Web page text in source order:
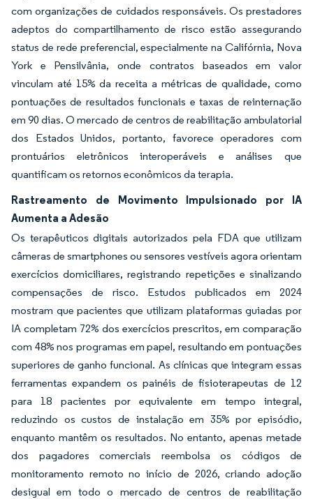
com organizações de cuidados responsáveis. Os prestadores
adeptos do compartilhamento de risco estão assegurando
status de rede preferencial, especialmente na Califórnia, Nova
York e Pensilvânia, onde contratos baseados em valor
vinculam até 15% da receita a métricas de qualidade, como
pontuações de resultados funcionais e taxas de reinternação
em 90 dias. O mercado de centros de reabilitação ambulatorial
dos Estados Unidos, portanto, favorece operadores com
prontuários eletrônicos interoperáveis e análises que
quantificam os retornos econômicos da terapia.
Rastreamento de Movimento Impulsionado por IA
Aumenta a Adesão
Os terapêuticos digitais autorizados pela FDA que utilizam
câmeras de smartphones ou sensores vestíveis agora orientam
exercícios domiciliares, registrando repetições e sinalizando
compensações de risco. Estudos publicados em 2024
mostram que pacientes que utilizam plataformas guiadas por
IA completam 72% dos exercícios prescritos, em comparação
com 48% nos programas em papel, resultando em pontuações
superiores de ganho funcional. As clínicas que integram essas
ferramentas expandem os painéis de fisioterapeutas de 12
para 18 pacientes por equivalente em tempo integral,
reduzindo os custos de instalação em 35% por episódio,
enquanto mantêm os resultados. No entanto, apenas metade
dos pagadores comerciais reembolsa os códigos de
monitoramento remoto no início de 2026, criando adoção
desigual em todo o mercado de centros de reabilitação